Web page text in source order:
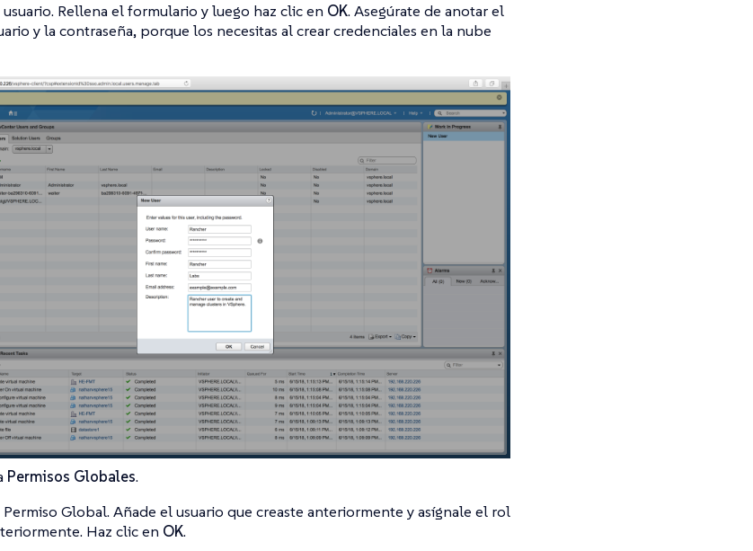
Rellena el formulario y luego haz clic en OK. Asegúrate de anotar el
y la contraseña, porque los necesitas al crear credenciales en la nube
Permisos Globales.
Global. Añade el usuario que creaste anteriormente y asígnale el rol
Haz clic en OK.